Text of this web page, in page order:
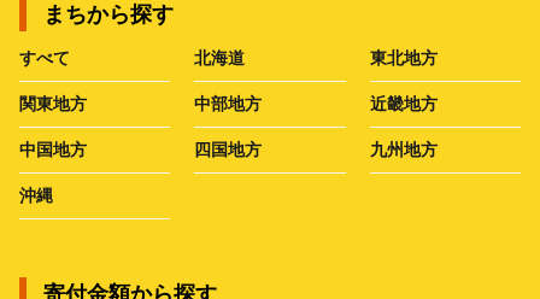
まちから探す
すべて 北海道 東北地方
関東地方 中部地方 近畿地方
中国地方 四国地方 九州地方
沖縄
寄付金額から探す